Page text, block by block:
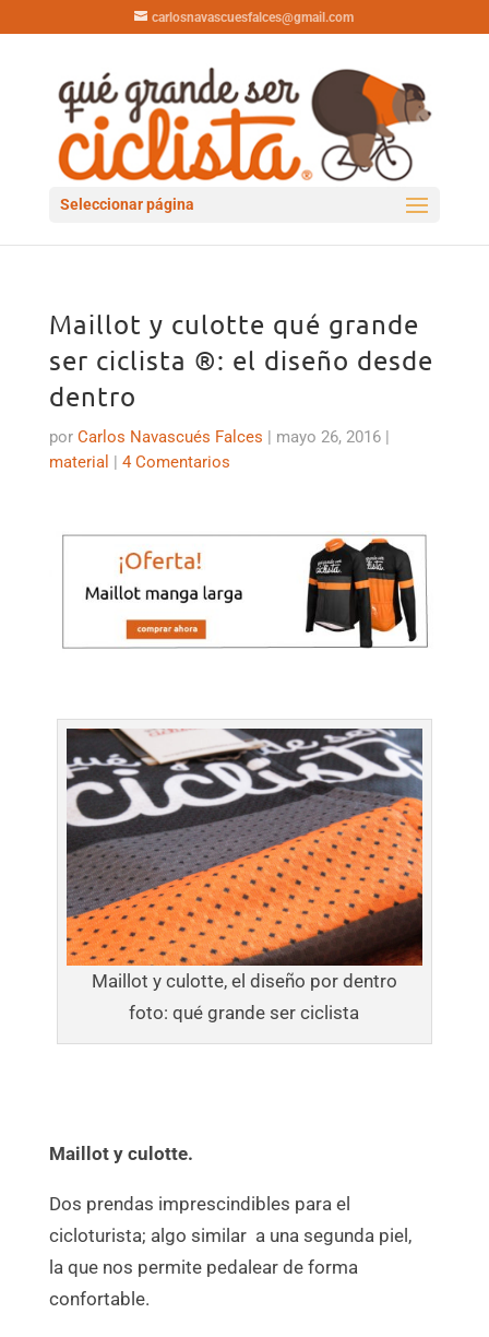
carlosnavascuesfalces@gmail.com
Seleccionar página
Maillot y culotte qué grande
ser ciclista ®: el diseño desde
dentro
por Carlos Navascués Falces | mayo 26, 2016 |
material | 4 Comentarios
Maillot y culotte, el diseño por dentro
foto: qué grande ser ciclista
Maillot y culotte.
Dos prendas imprescindibles para el
cicloturista; algo similar a una segunda piel,
la que nos permite pedalear de forma
confortable.